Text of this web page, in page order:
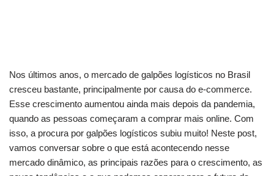
Nos últimos anos, o mercado de galpões logísticos no Brasil
cresceu bastante, principalmente por causa do e-commerce.
Esse crescimento aumentou ainda mais depois da pandemia,
quando as pessoas começaram a comprar mais online. Com
isso, a procura por galpões logísticos subiu muito! Neste post,
vamos conversar sobre o que está acontecendo nesse
mercado dinâmico, as principais razões para o crescimento, as